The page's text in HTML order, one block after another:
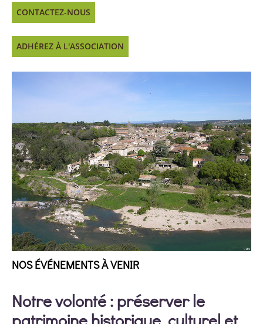
CONTACTEZ-NOUS
ADHÉREZ À L'ASSOCIATION
NOS ÉVÉNEMENTS À VENIR
Notre volonté : préserver le